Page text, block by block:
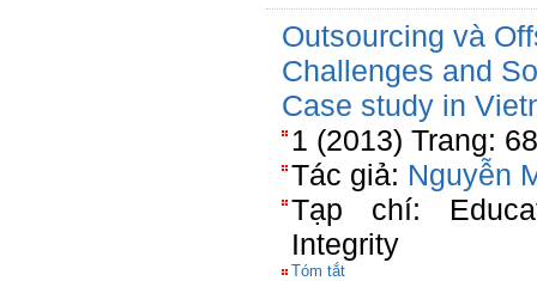
Outsourcing và
Challenges and
Case study in
1 (2013) Trang: 68
Tác giả: Nguyễn
Tạp chí:
Integrity
Tóm tắt